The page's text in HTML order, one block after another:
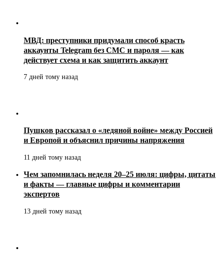
МВД: преступники придумали способ красть
аккаунты Telegram без СМС и пароля — как
действует схема и как защитить аккаунт
7 дней тому назад
Пушков рассказал о «ледяной войне» между Россией
и Европой и объяснил причины напряжения
11 дней тому назад
Чем запомнилась неделя 20–25 июля: цифры, цитаты
и факты — главные цифры и комментарии
экспертов
13 дней тому назад